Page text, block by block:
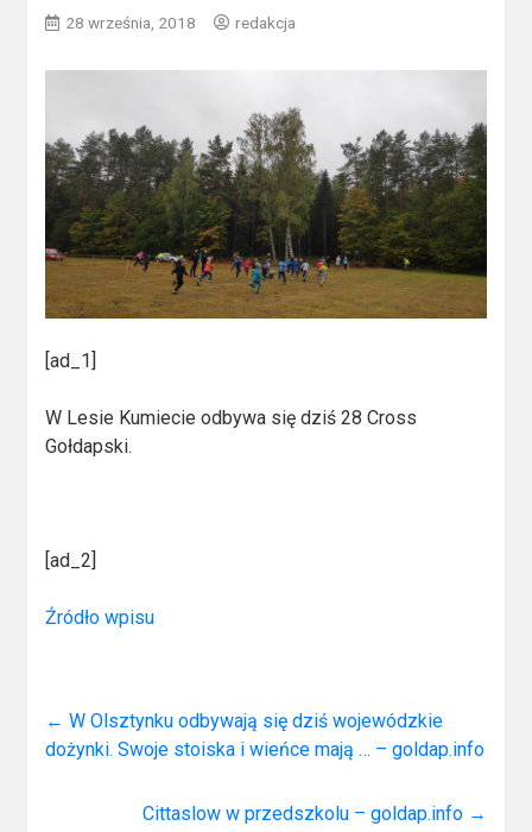
28 września, 2018 redakcja
[ad_1]
W Lesie Kumiecie odbywa się dziś 28 Cross
Gołdapski.
[ad_2]
Źródło wpisu
← W Olsztynku odbywają się dziś wojewódzkie
dożynki. Swoje stoiska i wieńce mają … – goldap.info
Cittaslow w przedszkolu – goldap.info →